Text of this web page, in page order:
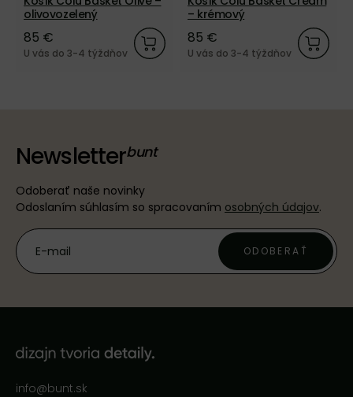
olivovozelený
85 €
U vás do 3-4 týždňov
– krémový
85 €
U vás do 3-4 týždňov
Newsletter
Odoberať naše novinky
Odoslaním súhlasím so spracovaním osobných údajov.
ODOBERAŤ
info@bunt.sk